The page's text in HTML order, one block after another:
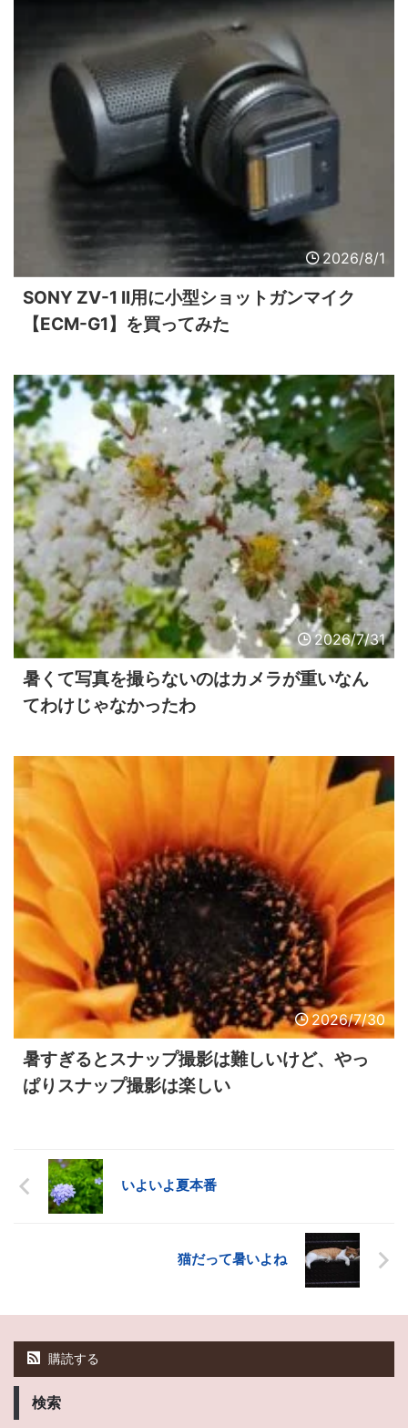
2026/8/1
SONY ZV-1 II用に小型ショットガンマイク
【ECM-G1】を買ってみた
2026/7/31
暑くて写真を撮らないのはカメラが重いなん
てわけじゃなかったわ
2026/7/30
暑すぎるとスナップ撮影は難しいけど、やっ
ぱりスナップ撮影は楽しい
いよいよ夏本番
猫だって暑いよね
購読する
検索